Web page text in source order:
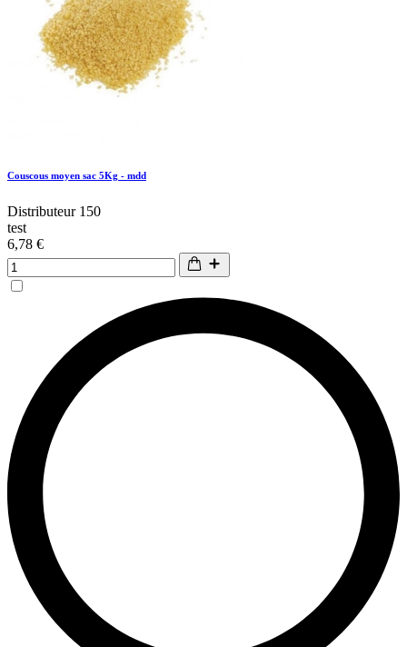
Couscous moyen sac 5Kg - mdd
Distributeur 150
test
6,78 €